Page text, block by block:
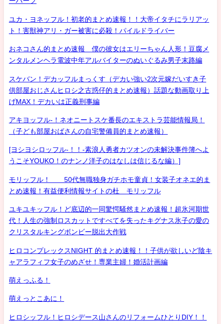
ユカ・ヨネッフル！初老的まとめ速報！！大帝イタチにラリアッ
ト！害獣神アリ・ガー被害に必殺！パイルドライバー
おネコさん的まとめ速報 僕の彼女はエリーちゃん人形！豆腐メ
ンタルメンヘラ電波中年アルバイターのぬいぐるみ男子末路編
スケバン！デカッフルまっくす（デカい強い2次元嫁だいすき子
供部屋おじさんヒロシ之古惑仔的まとめ速報）話題な動画取り上
げMAX！デカいは正義刑事編
アキヨッフル-！ネオニートスケ番長のエキストラ芸能情報局！
（子ども部屋おばさんの自宅警備員的まとめ速報）
[ヨシヨシロッフル-！！-素浪人勇者カツオンの未解決事件簿へよ
うこそYOUKO！のナンノ洋子のはなしは信じるな編）]
モリッフル！ 50代無職独身ガチホモ童貞！女装子オネエ的ま
とめ速報！有益便利情報サイトの杜 モリッフル
ユキユキッフル！ど底辺的一同驚愕騒然まとめ速報！超氷河期世
代！人生の強制ロスカットですべてを失ったキグナス氷子の愛の
クリスタルキングボンビー脱出大作戦
ヒロコンプレックスNIGHT 的まとめ速報！！子供が欲しいど陰キ
ャアラフィフ女子のめざせ！専業主婦！婚活計画編
萌えっふる！
萌えっとこあに！
ヒロシッフル！ヒロシデース山さんのリフォームひとりDIY！！